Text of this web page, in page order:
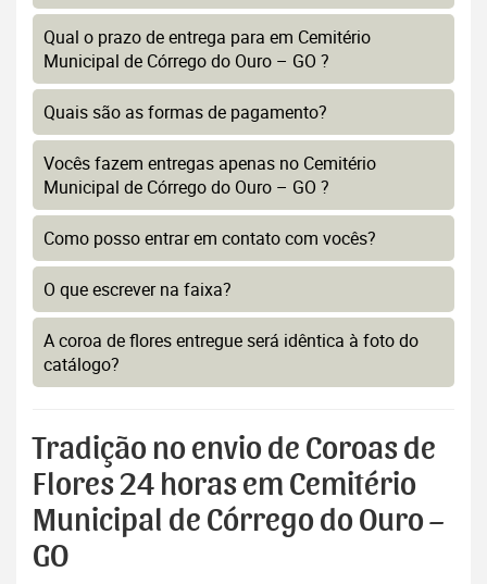
Qual o prazo de entrega para em Cemitério
Municipal de Córrego do Ouro – GO ?
Quais são as formas de pagamento?
Vocês fazem entregas apenas no Cemitério
Municipal de Córrego do Ouro – GO ?
Como posso entrar em contato com vocês?
O que escrever na faixa?
A coroa de flores entregue será idêntica à foto do
catálogo?
Tradição no envio de Coroas de
Flores 24 horas em Cemitério
Municipal de Córrego do Ouro –
GO